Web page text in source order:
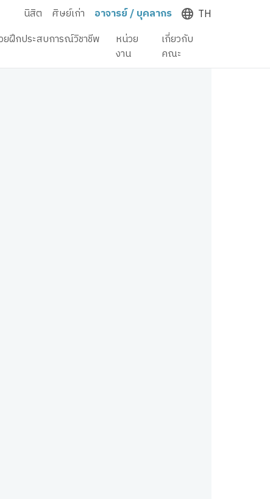
นิสิต ศิษย์เก่า อาจารย์ / บุคลากร
TH
ยฝึกประสบการณ์วิชาชีพ
หน่วย
งาน
เกี่ยวกับ
คณะ